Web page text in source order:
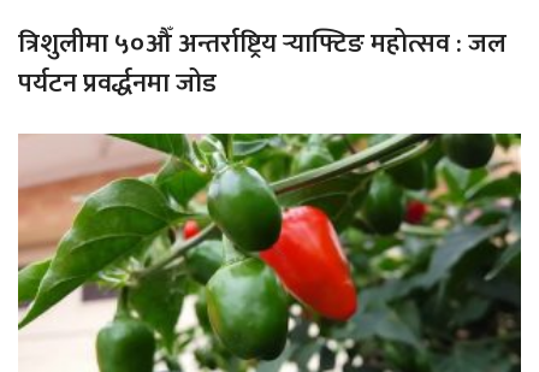
त्रिशुलीमा ५०औँ अन्तर्राष्ट्रिय र्‍याफ्टिङ महोत्सव : जल
पर्यटन प्रवर्द्धनमा जोड